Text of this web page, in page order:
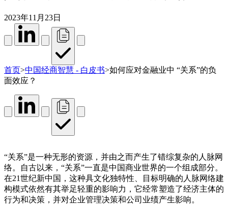
2023年11月23日
首页>中国经商智慧 - 白皮书>如何应对金融业中 “关系”的负
面效应？
“关系”是一种无形的资源，并由之而产生了错综复杂的人脉网
络。自古以来，“关系”一直是中国商业世界的一个组成部分。
在21世纪新中国，这种具文化独特性、目标明确的人脉网络建
构模式依然有其举足轻重的影响力，它经常塑造了经济主体的
行为和决策，并对企业管理决策和公司业绩产生影响。